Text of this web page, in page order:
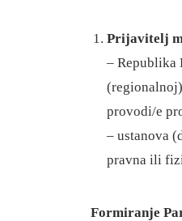
Prijavitelj
– Republika
provodi/e
– ustanova
pravna ili
Formiranje